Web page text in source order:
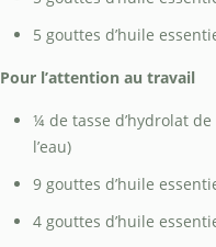
5 gouttes d’huile
Pour l’attention au travail
¼ de tasse d’hydrolat
l’eau)
9 gouttes d’huile
4 gouttes d’huile